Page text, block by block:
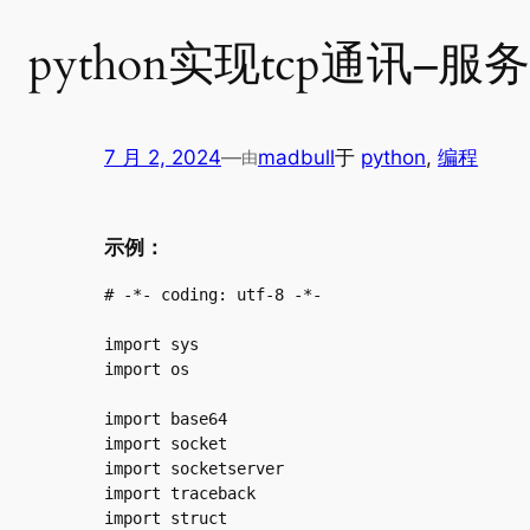
python实现tcp通讯–服
7 月 2, 2024—由madbull于 python, 编程
示例：
# -*- coding: utf-8 -*-
import sys
import os
import base64
import socket
import socketserver
import traceback
import struct